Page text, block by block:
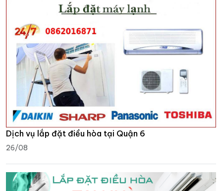
Dịch vụ lắp đặt điều hòa tại Quận 6
26/08